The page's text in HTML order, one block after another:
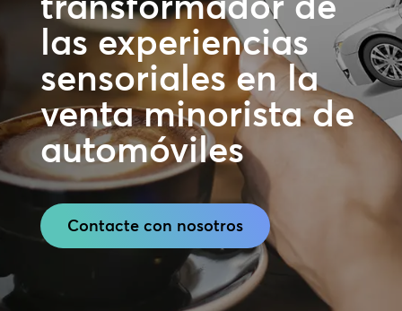
las experiencias
sensoriales en la
venta minorista de
automóviles
Contacte con nosotros